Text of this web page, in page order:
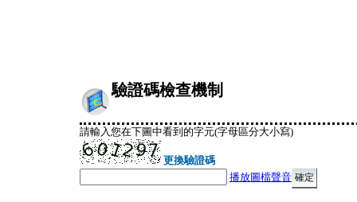
驗證碼檢查機制
請輸入您在下圖中看到的字元(字母區分大小寫)
更換驗證碼
播放圖檔聲音